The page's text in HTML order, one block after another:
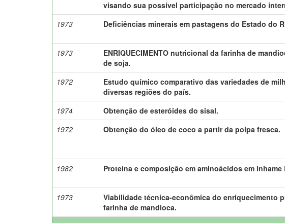
visando sua possível participação no mercado
1973
Deficiências minerais em pastagens do Estado do
1973
ENRIQUECIMENTO nutricional da farinha de
de soja.
1972
Estudo químico comparativo das variedades de
diversas regiões do país.
1974 Obtenção de esteróides do sisal.
1972
Obtenção do óleo de coco a partir da polpa fresca.
1982
Proteína e composição em aminoácidos em inhame
1973
Viabilidade técnica-econômica do enriquecimento
farinha de mandioca.